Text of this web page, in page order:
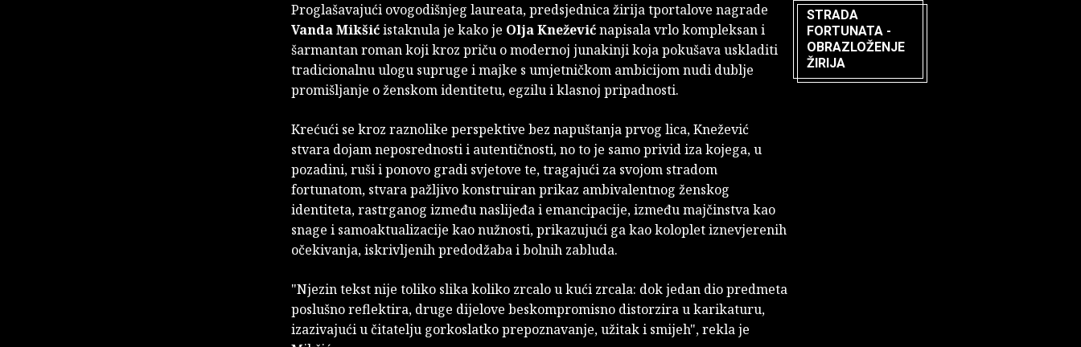
STRADA
FORTUNATA -
OBRAZLOŽENJE
ŽIRIJA
Proglašavajući ovogodišnjeg laureata, predsjednica žirija tportalove nagrade
Vanda Mikšićistaknula je kako je Olja Kneževićnapisala vrlo kompleksan i
šarmantan roman koji kroz priču o modernoj junakinji koja pokušava uskladiti
tradicionalnu ulogu supruge i majke s umjetničkom ambicijom nudi dublje
promišljanje o ženskom identitetu, egzilu i klasnoj pripadnosti.
Krećući se kroz raznolike perspektive bez napuštanja prvog lica, Knežević
stvara dojam neposrednosti i autentičnosti, no to je samo privid iza kojega, u
pozadini, ruši i ponovo gradi svjetove te, tragajući za svojom stradom
fortunatom, stvara pažljivo konstruiran prikaz ambivalentnog ženskog
identiteta, rastrganog između naslijeđa i emancipacije, između majčinstva kao
snage i samoaktualizacije kao nužnosti, prikazujući ga kao koloplet iznevjerenih
očekivanja, iskrivljenih predodžaba i bolnih zabluda.
"Njezin tekst nije toliko slika koliko zrcalo u kući zrcala: dok jedan dio predmeta
poslušno reflektira, druge dijelove beskompromisno distorzira u karikaturu,
izazivajući u čitatelju gorkoslatko prepoznavanje, užitak i smijeh", rekla je